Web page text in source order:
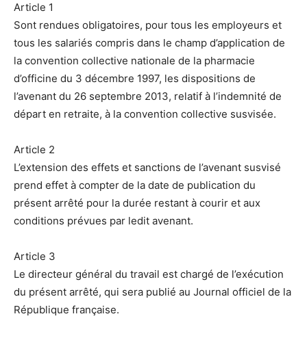
Article 1
Sont rendues obligatoires, pour tous les employeurs et
tous les salariés compris dans le champ d’application de
la convention collective nationale de la pharmacie
d’officine du 3 décembre 1997, les dispositions de
l’avenant du 26 septembre 2013, relatif à l’indemnité de
départ en retraite, à la convention collective susvisée.
Article 2
L’extension des effets et sanctions de l’avenant susvisé
prend effet à compter de la date de publication du
présent arrêté pour la durée restant à courir et aux
conditions prévues par ledit avenant.
Article 3
Le directeur général du travail est chargé de l’exécution
du présent arrêté, qui sera publié au Journal officiel de la
République française.